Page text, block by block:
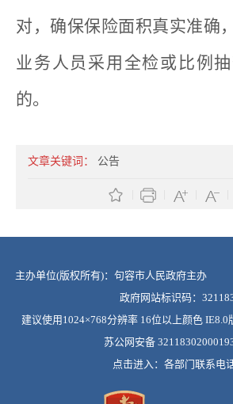
对，确保保险面积真实准确
业务人员采用全检或比例
的。
文章关键词： 公告
主办单位(版权所有)：句容市人民政府主办
政府网站标识码：
建议使用1024×768分辨率 16位以上颜色
苏公网安备
点击进入： 各部门联系电